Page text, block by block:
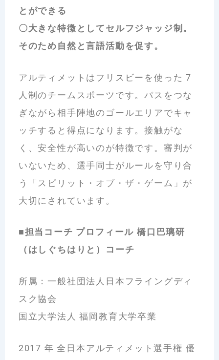
とができる
〇大きな特徴としてセルフジャッジ制。
そのため自然と言語活動を促す。
アルティメットはフリスビーを使った 7
人制のチームスポーツです。パスをつな
ぎながら相手陣地のゴールエリアでキャ
ッチすると得点になります。接触がな
く、安全性が高いのが特徴です。審判が
いないため、選手同士がルールを守り合
う「スピリット・オブ・ザ・ゲーム」が
大切にされています。
■担当コーチ プロフィール 橋口巴璃研
（はしぐちはりと）コーチ
所属：一般社団法人日本フライングディ
スク協会
国立大学法人 福岡教育大学卒業
2017 年 全日本アルティメット選手権 優